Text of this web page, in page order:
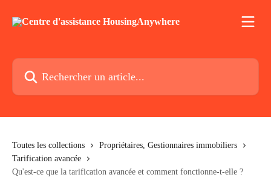
Rechercher un article...
Toutes les collections
Propriétaires, Gestionnaires immobiliers
Tarification avancée
Qu'est-ce que la tarification avancée et comment fonctionne-t-elle ?